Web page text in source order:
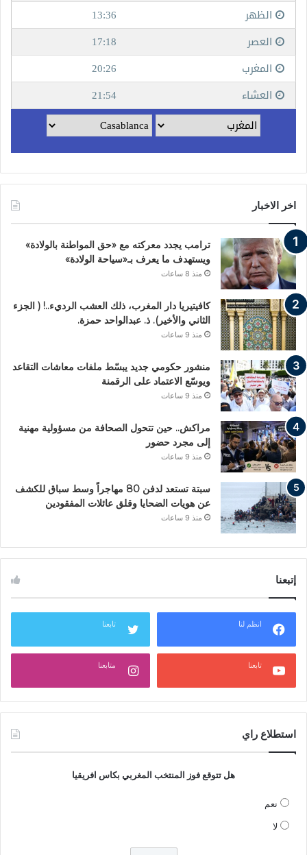
اخر الاخبار
ترامب يجدد معركته مع «حق المواطنة بالولادة»
ويستهدف ما يعرف بـ«سياحة الولادة»
منذ 8 ساعات
كافيتيريا دار المغرب، ذلك العشب الرديء..! ( الجزء
الثاني والأخير). ذ. عبدالواحد حمزة.
منذ 9 ساعات
منشور حكومي جديد يبسّط ملفات معاشات التقاعد
ويوسّع الاعتماد على الرقمنة
منذ 9 ساعات
مراكش.. حين تتحول الصحافة من مسؤولية مهنية
إلى مجرد حضور
منذ 9 ساعات
سبتة تستعد لدفن 80 مهاجراً وسط سباق للكشف
عن هويات الضحايا وقلق عائلات المفقودين
منذ 9 ساعات
إتبعنا
انظم لنا تابعنا
تابعنا متابعنا
استطلاع راي
هل تتوقع فوز المنتخب المغربي بكاس افريقيا
نعم
لا